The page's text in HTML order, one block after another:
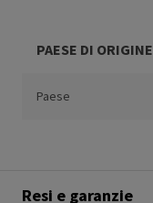
PAESE DI ORIGINE
Paese
Resi e garanzie